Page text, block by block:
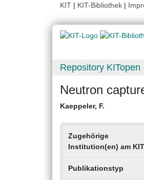
KIT | KIT-Bibliothek |
Repository KITopen
Neutron
Kaeppeler, F.
Zugehörige
Institution(en) am KIT
Publikationstyp